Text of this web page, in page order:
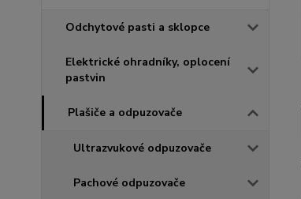
Odchytové pasti a sklopce
Elektrické ohradníky, oplocení
pastvin
Plašiče a odpuzovače
Ultrazvukové odpuzovače
Pachové odpuzovače